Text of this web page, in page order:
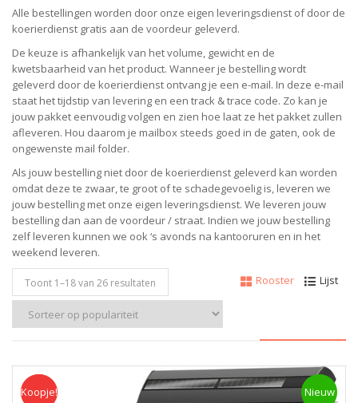
Alle bestellingen worden door onze eigen leveringsdienst of door de
koerierdienst gratis aan de voordeur geleverd.
De keuze is afhankelijk van het volume, gewicht en de
kwetsbaarheid van het product. Wanneer je bestelling wordt
geleverd door de koerierdienst ontvang je een e-mail. In deze e-mail
staat het tijdstip van levering en een track & trace code. Zo kan je
jouw pakket eenvoudig volgen en zien hoe laat ze het pakket zullen
afleveren. Hou daarom je mailbox steeds goed in de gaten, ook de
ongewenste mail folder.
Als jouw bestelling niet door de koerierdienst geleverd kan worden
omdat deze te zwaar, te groot of te schadegevoelig is, leveren we
jouw bestelling met onze eigen leveringsdienst. We leveren jouw
bestelling dan aan de voordeur / straat. Indien we jouw bestelling
zelf leveren kunnen we ook ‘s avonds na kantooruren en in het
weekend leveren.
Rooster
Lijst
Toont 1–18van 26 resultaten
Koopje Nieuw
Koopje!